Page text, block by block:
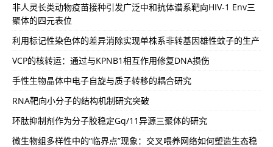
非人灵长类动物疫苗接种引发广泛中和抗体谱系靶向HIV-1 Env三
聚体的四元表位
利用标记性染色体的差异消除实现单株系非转基因雄性蚊子的生产
VCP的核转运：通过与KPNB1相互作用修复DNA损伤
手性生物晶体中电子自旋与质子转移的耦合研究
RNA靶向小分子的结构机制研究突破
环肽抑制剂作为分子胶稳定Gq/11异源三聚体的研究
微生物组多样性中的“临界点”现象：交叉喂养网络如何塑造生态稳